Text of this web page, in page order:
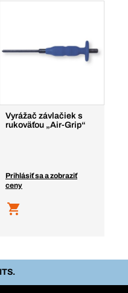
Vyrážač závlačiek s
rukoväťou „Air-Grip“
Prihlásiť sa a zobraziť
ceny